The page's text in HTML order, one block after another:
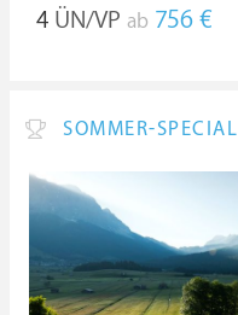
4 ÜN/VP ab 756 €
SOMMER-SPECIAL